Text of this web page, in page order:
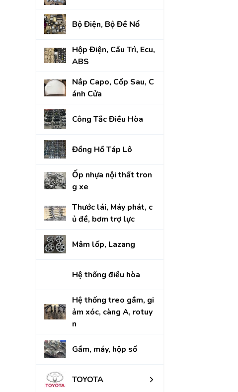
Bộ Điện, Bộ Đề Nổ
Hộp Điện, Cầu Trì, Ecu,
ABS
Nắp Capo, Cốp Sau, C
ánh Cửa
Công Tắc Điều Hòa
Đồng Hồ Táp Lô
Ốp nhựa nội thất tron
g xe
Thước lái, Máy phát, c
ủ đề, bơm trợ lực
Mâm lốp, Lazang
Hệ thống điều hòa
Hệ thống treo gầm, gi
ảm xóc, càng A, rotuy
n
Gầm, máy, hộp số
TOYOTA